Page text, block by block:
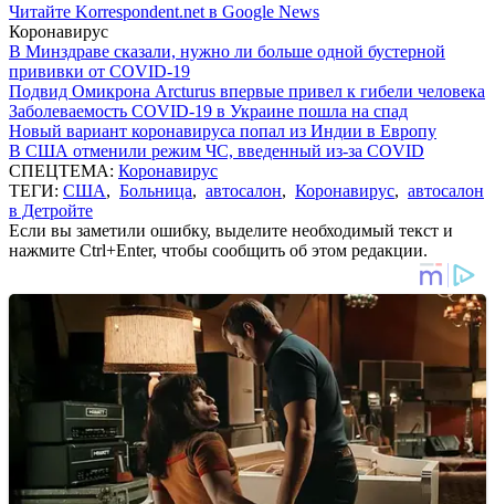
Читайте Korrespondent.net в Google News
Коронавирус
В Минздраве сказали, нужно ли больше одной бустерной
прививки от COVID-19
Подвид Омикрона Arcturus впервые привел к гибели человека
Заболеваемость COVID-19 в Украине пошла на спад
Новый вариант коронавируса попал из Индии в Европу
В США отменили режим ЧС, введенный из-за COVID
СПЕЦТЕМА: Коронавирус
ТЕГИ: США, Больница, автосалон, Коронавирус, автосалон
в Детройте
Если вы заметили ошибку, выделите необходимый текст и
нажмите Ctrl+Enter, чтобы сообщить об этом редакции.